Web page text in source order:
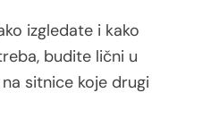
izgledate i kako
budite lični u
sitnice koje drugi